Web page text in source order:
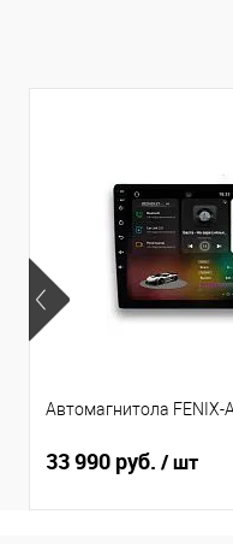
Автомагнитола FENIX-
33 990 руб. / шт